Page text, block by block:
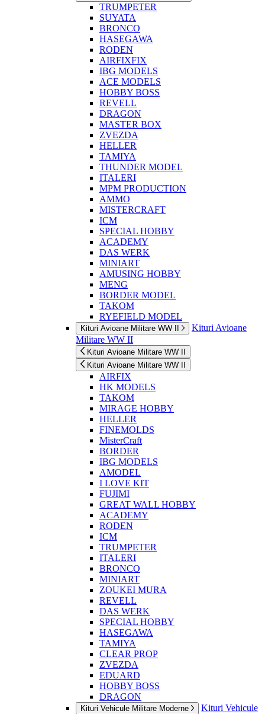
TRUMPETER
SUYATA
BRONCO
HASEGAWA
RODEN
AIRFIXFIX
IBG MODELS
ACE MODELS
HOBBY BOSS
REVELL
DRAGON
MASTER BOX
ZVEZDA
HELLER
TAMIYA
THUNDER MODEL
ITALERI
MPM PRODUCTION
AMMO
MISTERCRAFT
ICM
SPECIAL HOBBY
ACADEMY
DAS WERK
MINIART
AMUSING HOBBY
MENG
BORDER MODEL
TAKOM
RYEFIELD MODEL
Kituri Avioane Militare WW II
Kituri Avioane
Militare WW II
Kituri Avioane Militare WW II
Kituri Avioane Militare WW II
AIRFIX
HK MODELS
TAKOM
MIRAGE HOBBY
HELLER
FINEMOLDS
MisterCraft
BORDER
IBG MODELS
AMODEL
I LOVE KIT
FUJIMI
GREAT WALL HOBBY
ACADEMY
RODEN
ICM
TRUMPETER
ITALERI
BRONCO
MINIART
ZOUKEI MURA
REVELL
DAS WERK
SPECIAL HOBBY
HASEGAWA
TAMIYA
CLEAR PROP
ZVEZDA
EDUARD
HOBBY BOSS
DRAGON
Kituri Vehicule Militare Moderne
Kituri Vehicule